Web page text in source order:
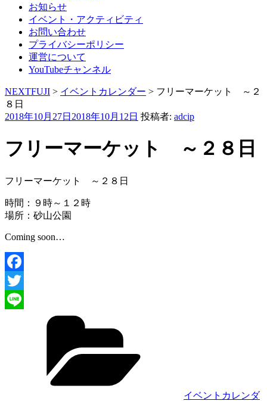
お知らせ
イベント・アクティビティ
お問い合わせ
プライバシーポリシー
運営について
YouTubeチャンネル
NEXTFUJI > イベントカレンダー > フリーマーケット ～２
８日
投
日:
2018年10月27日 2018年10月12日 投稿者: adcip
フリーマーケット ～２８日
フリーマーケット ～２８日
時間：９時～１２時
場所：砂山公園
Coming soon…
Facebook
Twitter
イベントカレンダ